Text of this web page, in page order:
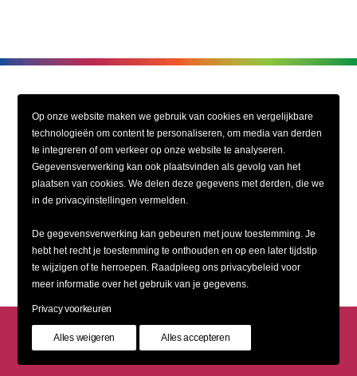
VELDSINK GROEP
De Pinckart 54
5674CC Nuenen
Disclaimer |Privacy beleid
Op onze website maken we gebruik van cookies en vergelijkbare
technologieën om content te personaliseren, om media van derden
te integreren of om verkeer op onze website te analyseren.
Gegevensverwerking kan ook plaatsvinden als gevolg van het
plaatsen van cookies. We delen deze gegevens met derden, die we
in de privacyinstellingen vermelden.
De gegevensverwerking kan gebeuren met jouw toestemming. Je
hebt het recht je toestemming te onthouden en op een later tijdstip
te wijzigen of te herroepen. Raadpleeg ons privacybeleid voor
meer informatie over het gebruik van je gegevens.
Privacy voorkeuren
Alles weigeren Alles accepteren